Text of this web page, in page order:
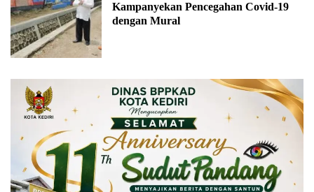
Kampanyekan Pencegahan Covid-19
dengan Mural